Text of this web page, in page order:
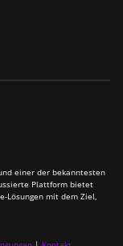
einer der bekanntesten
Plattform bietet
Lösungen mit dem Ziel,